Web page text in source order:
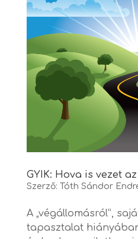
GYIK: Hova is vezet
Szerző: Tóth Sándor
A „végállomásról”,
tapasztalat